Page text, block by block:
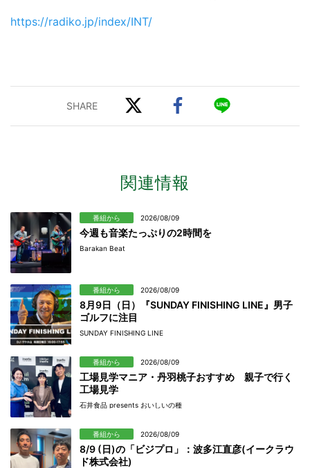
https://radiko.jp/index/INT/
関連情報
番組から 2026/08/09
今週も音楽たっぷりの2時間を
Barakan Beat
番組から 2026/08/09
8月9日（日）『SUNDAY FINISHING LINE』男子
ゴルフに注目
SUNDAY FINISHING LINE
番組から 2026/08/09
工場見学マニア・丹羽桃子おすすめ 親子で行く
工場見学
石井食品 presents おいしいの種
番組から 2026/08/09
8/9 (日)の「ビジプロ」：波多江直彦(イークラウ
ド株式会社)